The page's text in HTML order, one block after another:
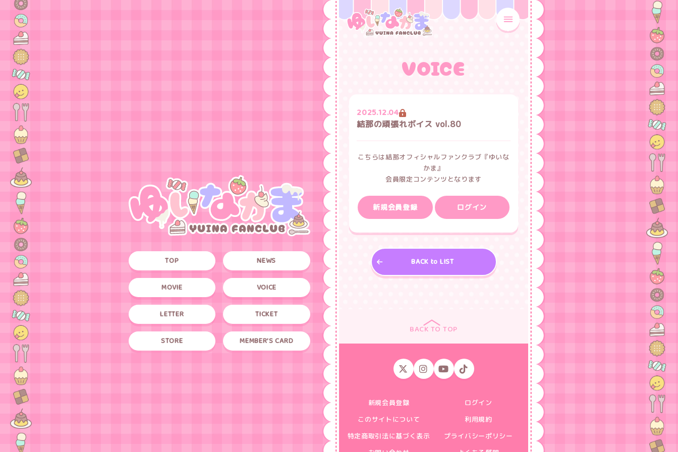
TOP NEWS
MOVIE VOICE
LETTER TICKET
STORE MEMBER’S CARD
MENU OPEN
VOICE
2025.12.04
結那の頑張れボイス vol.80
こちらは結那オフィシャルファンクラブ『ゆいな
かま』
会員限定コンテンツとなります
新規会員登録 ログイン
BACK to LIST
BACK TO TOP
新規会員登録
ログイン
このサイトについて
利用規約
特定商取引法に基づく表示
プライバシーポリシー